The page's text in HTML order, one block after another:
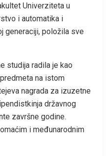
Univerziteta u
i automatika i
generaciji, položila sve
studija radila je kao
na istom
nagrada za izuzetne
državnog
završne godine.
i međunarodnim